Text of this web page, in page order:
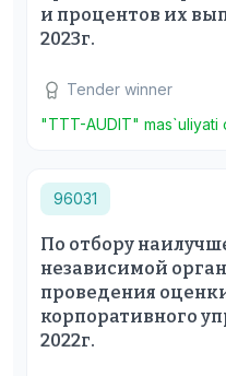
и процентов их
2023г.
Tender winner
"TTT-AUDIT" mas`uliyati
96031
По отбору
независимой
проведения
корпоративного
2022г.